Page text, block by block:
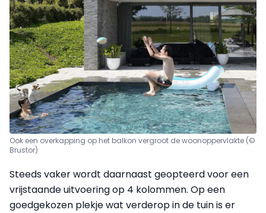
Ook een overkapping op het balkon vergroot de woonoppervlakte (©
Brustor)
Steeds vaker wordt daarnaast geopteerd voor een
vrijstaande uitvoering op 4 kolommen. Op een
goedgekozen plekje wat verderop in de tuin is er